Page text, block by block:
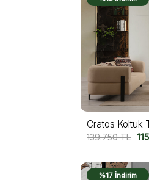
Cratos Koltuk
139.750TL
%17 İndirim